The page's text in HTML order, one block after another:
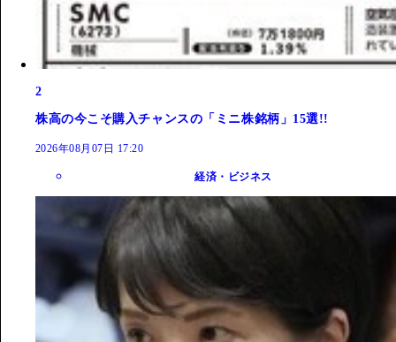
2
株高の今こそ購入チャンスの「ミニ株銘柄」15選!!
2026年08月07日 17:20
経済・ビジネス